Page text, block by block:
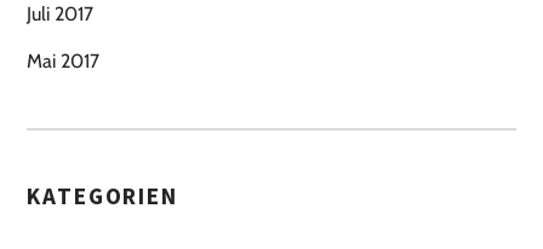
Juli 2017
Mai 2017
KATEGORIEN